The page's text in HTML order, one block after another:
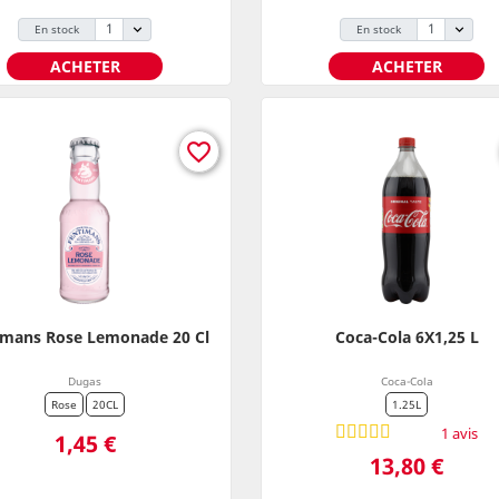
En stock
ACHETER
En stock
ACHETER
Rose Lemonade 20 Cl
Dugas
Rose
20CL
Prix
1,45 €
favorite_border
Coca-Cola 6X1,25 L
Coca-Cola
1.25L
1 avis
Prix
13,80 €